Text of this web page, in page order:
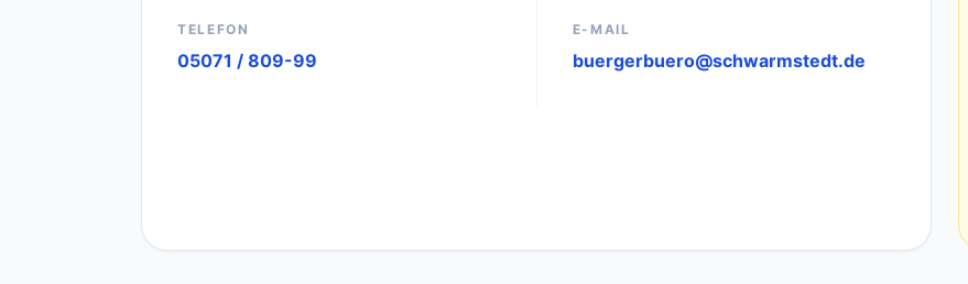
TELEFON
05071 / 809-99
E-MAIL
buergerbuero@schwarmstedt.de